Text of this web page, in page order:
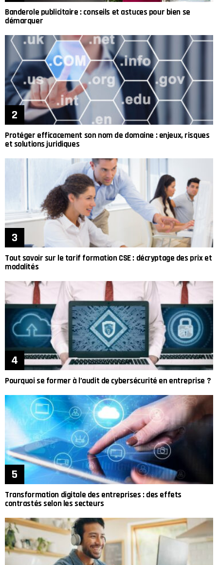
Banderole publicitaire : conseils et astuces pour bien se
démarquer
Protéger efficacement son nom de domaine : enjeux, risques
et solutions juridiques
Tout savoir sur le tarif formation CSE : décryptage des prix et
modalités
Pourquoi se former à l’audit de cybersécurité en entreprise ?
Transformation digitale des entreprises : des effets
contrastés selon les secteurs